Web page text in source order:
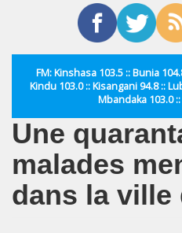
FM: Kinshasa 103.5 :: Bunia
Kindu 103.0 :: Kisangani 94.8 ::
Mbandaka 103.0
Une
malades
dans la ville